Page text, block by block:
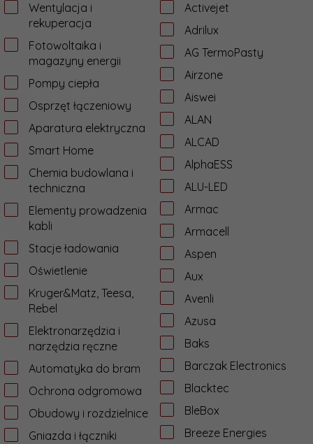
Wentylacja i
rekuperacja
Fotowoltaika i
magazyny energii
Pompy ciepła
Osprzęt łączeniowy
Aparatura elektryczna
Smart Home
Chemia budowlana i
techniczna
Elementy prowadzenia
kabli
Stacje ładowania
Oświetlenie
Kruger&Matz, Teesa,
Rebel
Elektronarzędzia i
narzędzia ręczne
Automatyka do bram
Ochrona odgromowa
Obudowy i rozdzielnice
Gniazda i łączniki
Activejet
Adrilux
AG TermoPasty
Airzone
Aiswei
ALAN
ALCAD
AlphaESS
ALU-LED
Armac
Armacell
Aspen
Aux
Avenli
Azusa
Baks
Barczak Electronics
Blacktec
BleBox
Breeze Energies